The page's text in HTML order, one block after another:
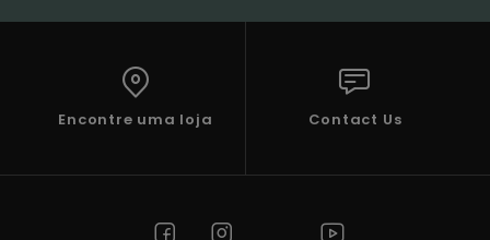
Encontre uma loja Contact Us